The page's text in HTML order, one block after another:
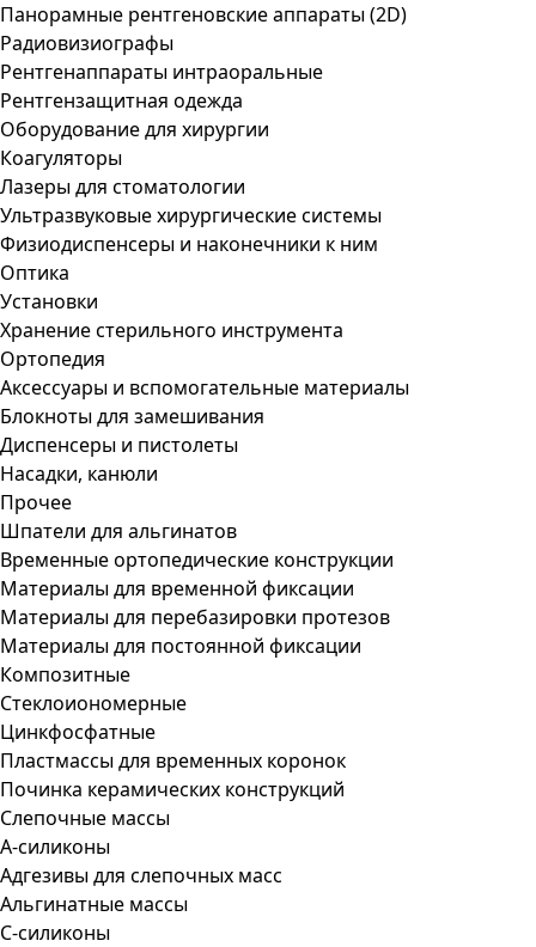
Панорамные рентгеновские аппараты (2D)
Радиовизиографы
Рентгенаппараты интраоральные
Рентгензащитная одежда
Оборудование для хирургии
Коагуляторы
Лазеры для стоматологии
Ультразвуковые хирургические системы
Физиодиспенсеры и наконечники к ним
Оптика
Установки
Хранение стерильного инструмента
Ортопедия
Аксессуары и вспомогательные материалы
Блокноты для замешивания
Диспенсеры и пистолеты
Насадки, канюли
Прочее
Шпатели для альгинатов
Временные ортопедические конструкции
Материалы для временной фиксации
Материалы для перебазировки протезов
Материалы для постоянной фиксации
Композитные
Стеклоиономерные
Цинкфосфатные
Пластмассы для временных коронок
Починка керамических конструкций
Слепочные массы
А-силиконы
Адгезивы для слепочных масс
Альгинатные массы
С-силиконы